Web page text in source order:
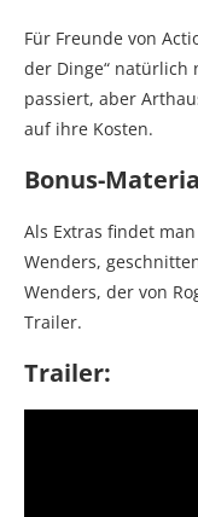
Für Freunde von
der Dinge“ natürlich
passiert, aber
auf ihre Kosten.
Bonus-
Als Extras findet
Wenders,
Wenders, der von
Trailer.
Trailer: